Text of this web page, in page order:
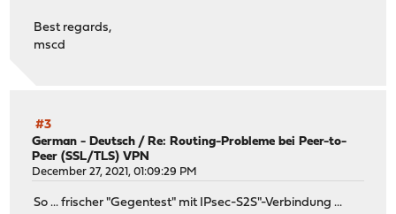
Best regards,
mscd
#3
German - Deutsch /Re: Routing-Probleme bei Peer-to-
Peer (SSL/TLS) VPN
December 27, 2021, 01:09:29 PM
So ... frischer "Gegentest" mit IPsec-S2S"-Verbindung ...